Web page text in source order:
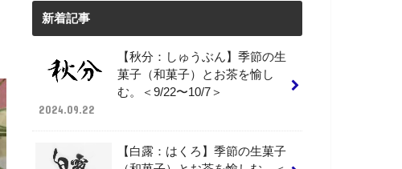
新着記事
【秋分：しゅうぶん】季節の生
菓子（和菓子）とお茶を愉し
む。＜9/22〜10/7＞
2024.09.22
【白露：はくろ】季節の生菓子